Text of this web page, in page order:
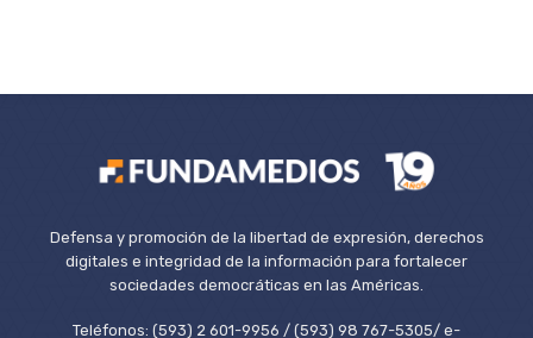
Defensa y promoción de la libertad de expresión, derechos
digitales e integridad de la información para fortalecer
sociedades democráticas en las Américas.
Teléfonos: (593) 2 601-9956 / (593) 98 767-5305/ e-